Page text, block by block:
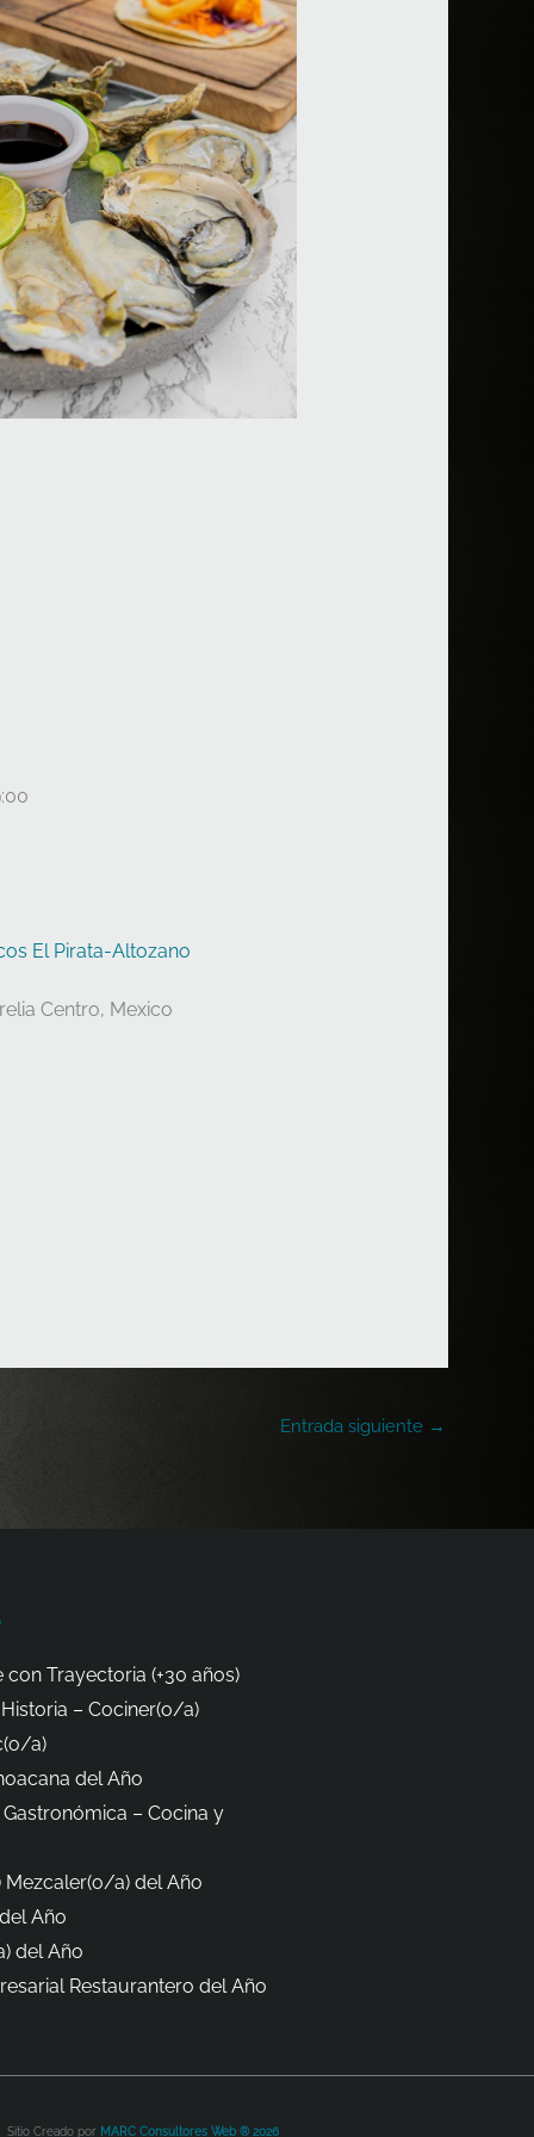
El Pirata-Altozano
Centro, Mexico
Entrada siguiente →
con Trayectoria (+30 años)
– Cociner(o/a)
a)
del Año
– Cocina y
a) del Año
Año
del Año
Restaurantero del Año
Sitio Creado por MARC Consultores Web ® 2026